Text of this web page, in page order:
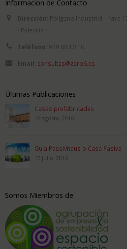
Informacion de Contacto
Dirección: Polígono Industrial - nave
- Palencia
Teléfono: 979 88 10 10
Email: consultas@zero6.es
Últimas Publicaciones
Casas prefabricadas
16 agosto, 2016
Guía Passivhaus o Casa Pasiva
15 julio, 2016
Somos Miembros de